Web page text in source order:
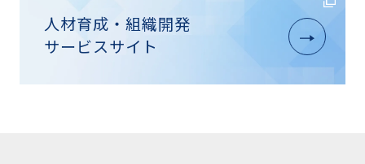
人材育成・組織開発
サービスサイト